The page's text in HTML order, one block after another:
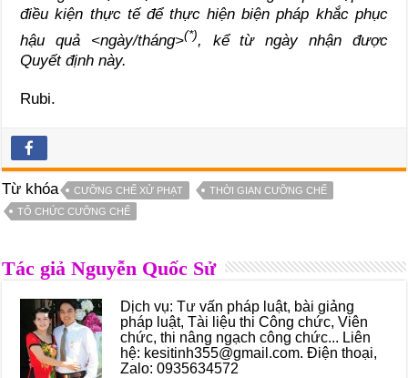
điều kiện thực tế để thực hiện biện pháp khắc phục
hậu quả <ngày/tháng>(*), kể từ ngày nhận được
Quyết định này.
Rubi.
Từ khóa CƯỠNG CHẾ XỬ PHẠT
THỜI GIAN CƯỠNG CHẾ
TỔ CHỨC CƯỠNG CHẾ
Tác giả Nguyễn Quốc Sử
Dịch vụ: Tư vấn pháp luật, bài giảng
pháp luật, Tài liệu thi Công chức, Viên
chức, thi nâng ngạch công chức... Liên
hệ: kesitinh355@gmail.com. Điện thoại,
Zalo: 0935634572